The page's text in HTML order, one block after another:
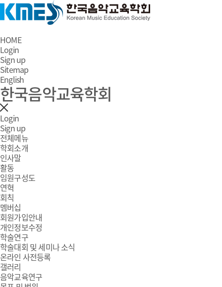
HOME
Login
Sign up
Sitemap
English
한국음악교육학회
Login
Sign up
전체메뉴
학회소개
인사말
활동
임원구성도
연혁
회칙
멤버십
회원가입안내
개인정보수정
학술연구
학술대회 및 세미나 소식
온라인 사전등록
갤러리
음악교육연구